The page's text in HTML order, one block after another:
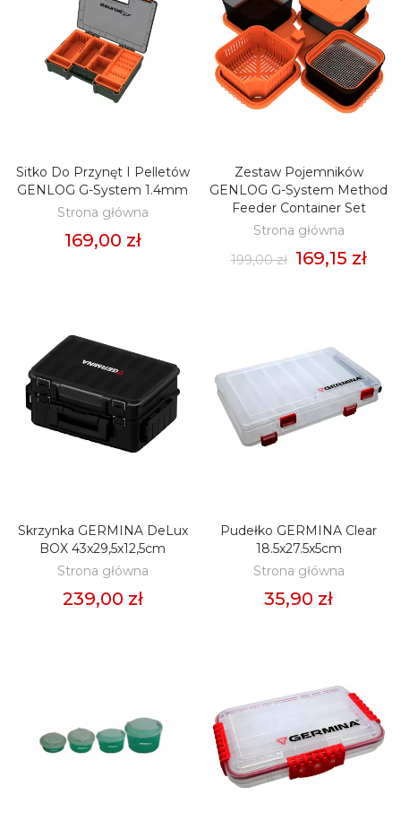
DODAJ DO KOSZYKA
Sitko Do Przynęt I Pelletów
GENLOG G-System 1.4mm
Strona główna
169,00 zł
DODAJ DO KOSZYKA
Zestaw Pojemników
GENLOG G-System Method
Feeder Container Set
Strona główna
199,00 zł 169,15 zł
DODAJ DO KOSZYKA
Skrzynka GERMINA DeLux
BOX 43x29,5x12,5cm
Strona główna
239,00 zł
DODAJ DO KOSZYKA
Pudełko GERMINA Clear
18.5x27.5x5cm
Strona główna
35,90 zł